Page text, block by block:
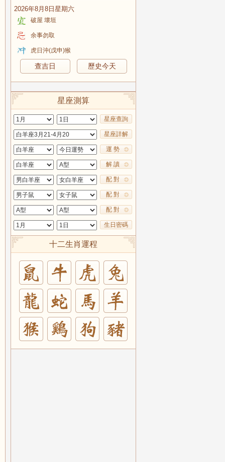
2026年8月8日星期六
破屋 壞垣
余事勿取
虎日沖(戊申)猴
查吉日 歷史今天
星座測算
星座查詢
星座詳解
運 勢
解 讀
配 對
配 對
配 對
生日密碼
十二生肖運程